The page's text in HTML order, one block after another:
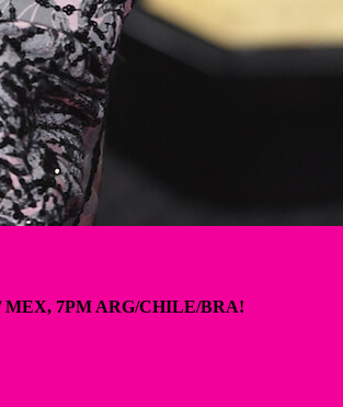
MEX, 7PM ARG/CHILE/BRA!